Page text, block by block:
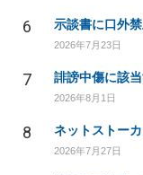
6 示談書に口外
2026年7月23日
7 誹謗中傷に該
2026年8月1日
8 ネットストー
2026年7月27日